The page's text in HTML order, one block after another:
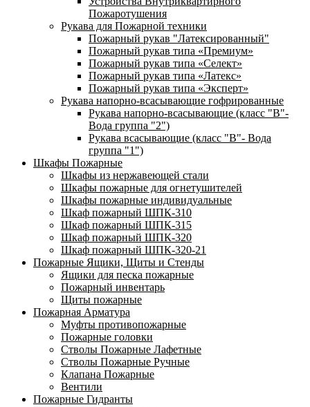
Пожаротушения
Рукава для Пожарной техники
Пожарный рукав "Латексированный"
Пожарный рукав типа «Премиум»
Пожарный рукав типа «Селект»
Пожарный рукав типа «Латекс»
Пожарный рукав типа «Эксперт»
Рукава напорно-всасывающие гофрированные
Рукава напорно-всасывающие (класс "В"-
Вода группа "2")
Рукава всасывающие (класс "В"- Вода
группа "1")
Шкафы Пожарные
Шкафы из нержавеющей стали
Шкафы пожарные для огнетушителей
Шкафы пожарные индивидуальные
Шкаф пожарный ШПК-310
Шкаф пожарный ШПК-315
Шкаф пожарный ШПК-320
Шкаф пожарный ШПК-320-21
Пожарные Ящики, Щиты и Стенды
Ящики для песка пожарные
Пожарный инвентарь
Щиты пожарные
Пожарная Арматура
Муфты противопожарные
Пожарные головки
Стволы Пожарные Лафетные
Стволы Пожарные Ручные
Клапана Пожарные
Вентили
Пожарные Гидранты